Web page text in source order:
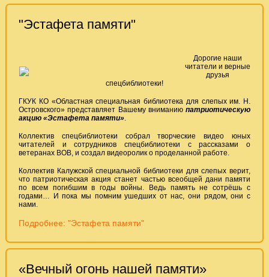
"Эстафета памяти"
Дорогие наши
читатели и верные
друзья
спецбиблиотеки!
ГКУК КО «Областная специальная библиотека для слепых им. Н.
Островского» представляет Вашему вниманию патриотическую
акцию «Эстафета памяти».
Коллектив спецбиблиотеки собрал творческие видео юных
читателей и сотрудников спецбиблиотеки с рассказами о
ветеранах ВОВ, и создал видеоролик о проделанной работе.
Коллектив Калужской специальной библиотеки для слепых верит,
что патриотическая акция станет частью всеобщей дани памяти
по всем погибшим в годы войны. Ведь память не сотрёшь с
годами… И пока мы помним ушедших от нас, они рядом, они с
нами.
Подробнее: "Эстафета памяти"
«Вечный огонь нашей памяти»